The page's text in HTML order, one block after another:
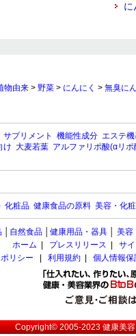
に
物由来 > 野菜 > にんにく > 無臭に
サプリメント 機能性成分 エステ
け 大麦若葉 アルファリポ酸(αリポ
化粧品 健康食品の原料 美容・化
自然食品 健康用品・器具 美容
ホーム
プレスリリース
サ
リシー
利用規約 個人情報
Copyright© 2005-2023健康美